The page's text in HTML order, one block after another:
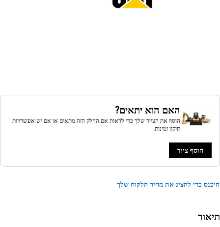
האם הוא יתאים?
הוסף את הציוד שלך כדי לראות אם החלק הזה מתאים או אם יש אפשרויות
תיקון זמינות.
הוסף ציוד
כדי להציג את מחיר הלקוח שלך